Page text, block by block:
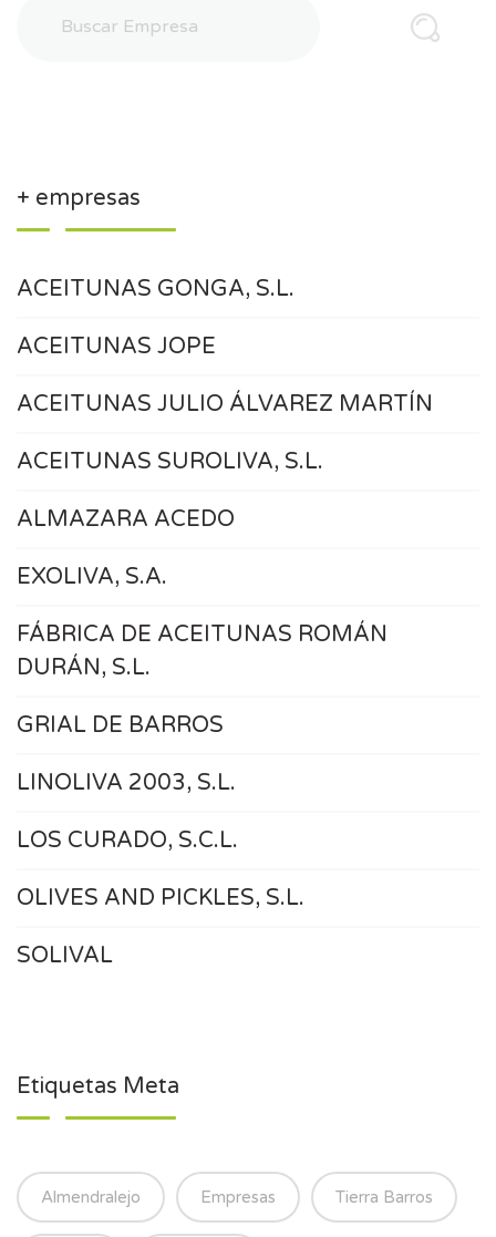
+ empresas
ACEITUNAS GONGA, S.L.
ACEITUNAS JOPE
ACEITUNAS JULIO ÁLVAREZ MARTÍN
ACEITUNAS SUROLIVA, S.L.
ALMAZARA ACEDO
EXOLIVA, S.A.
FÁBRICA DE ACEITUNAS ROMÁN
DURÁN, S.L.
GRIAL DE BARROS
LINOLIVA 2003, S.L.
LOS CURADO, S.C.L.
OLIVES AND PICKLES, S.L.
SOLIVAL
Etiquetas Meta
Almendralejo Empresas Tierra Barros